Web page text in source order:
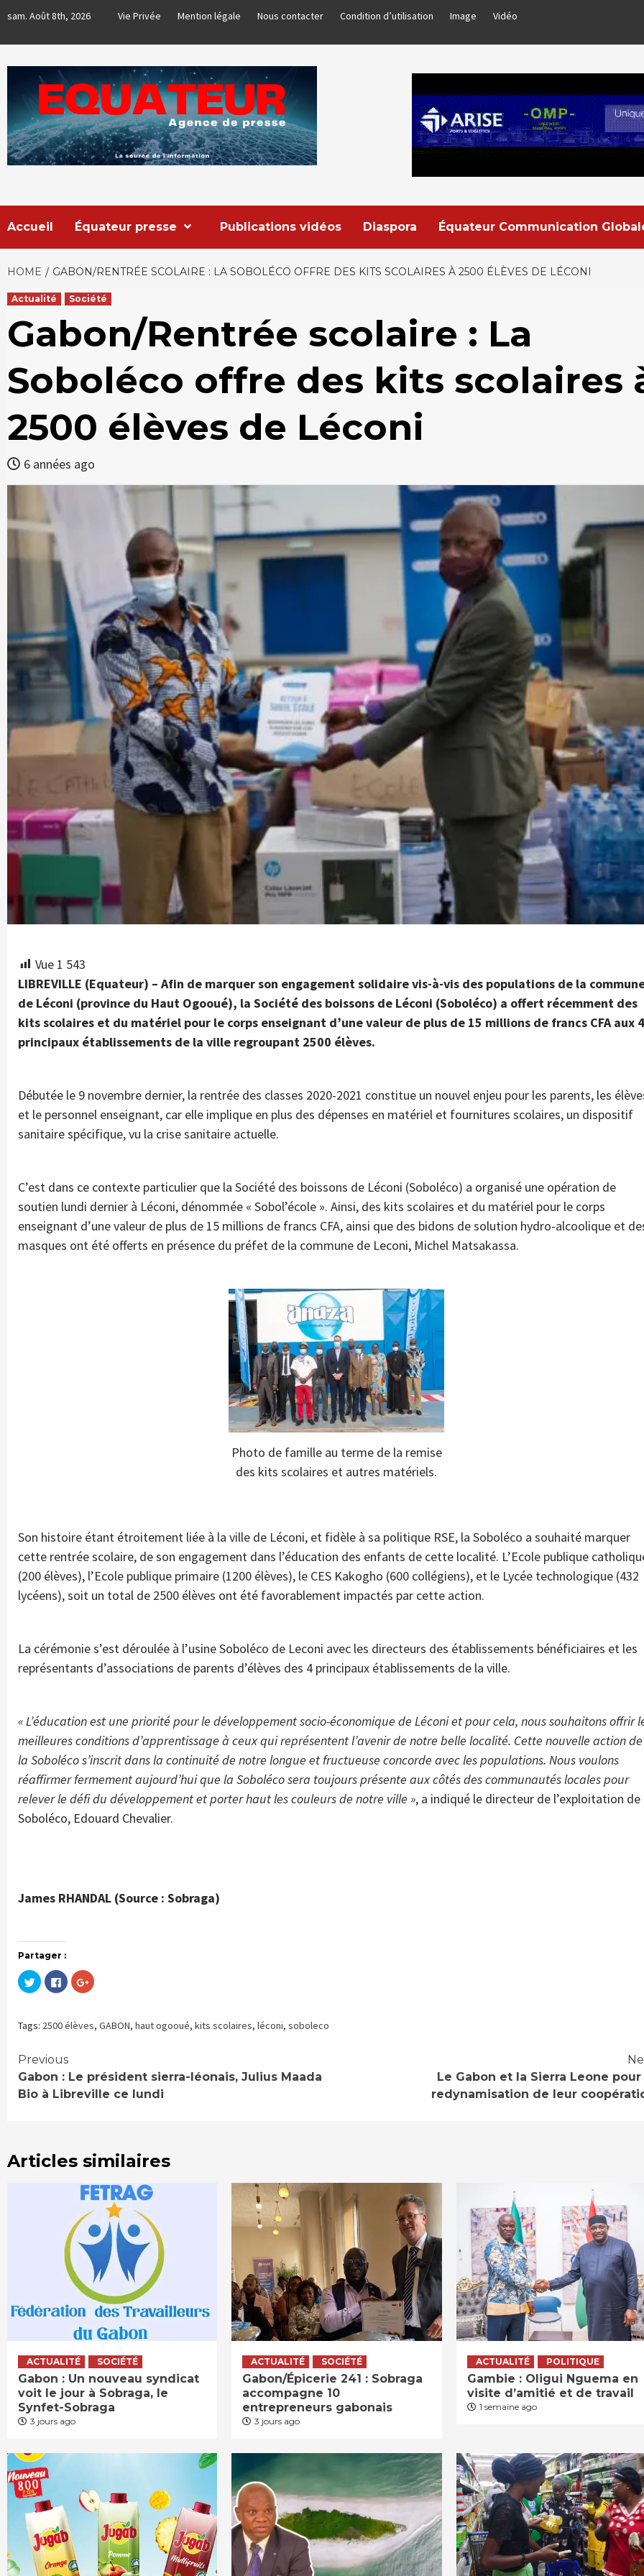
content
sam. Août 8th, 2026 Vie Privée Mention légale Nous contacter Condition d’utilisation Image Vidéo
EQUATEUR
Accueil Équateur presse Publications vidéos Diaspora Équateur Communication
HOME GABON/RENTRÉE SCOLAIRE : LA SOBOLÉCO OFFRE DES KITS SCOLAIRES À 2500 ÉLÈVES DE LÉCONI
Actualité Société
Gabon/Rentrée scolaire : La
Soboléco offre des kits scolaires
2500 élèves de Léconi
6 années ago
Vue 1 543
LIBREVILLE (Equateur) – Afin de marquer son engagement solidaire vis-à-vis des populations de la
de Léconi (province du Haut Ogooué), la Société des boissons de Léconi (Soboléco) a offert récemment des
kits scolaires et du matériel pour le corps enseignant d’une valeur de plus de 15 millions de francs CFA aux 4
principaux établissements de la ville regroupant 2500 élèves.
Débutée le 9 novembre dernier, la rentrée des classes 2020-2021 constitue un nouvel enjeu pour les parents, les
et le personnel enseignant, car elle implique en plus des dépenses en matériel et fournitures scolaires, un dispositif
sanitaire spécifique, vu la crise sanitaire actuelle.
C’est dans ce contexte particulier que la Société des boissons de Léconi (Soboléco) a organisé une opération de
soutien lundi dernier à Léconi, dénommée « Sobol’école ». Ainsi, des kits scolaires et du matériel pour le corps
enseignant d’une valeur de plus de 15 millions de francs CFA, ainsi que des bidons de solution hydro-alcoolique et
masques ont été offerts en présence du préfet de la commune de Leconi, Michel Matsakassa.
Photo de famille au terme de la remise
des kits scolaires et autres matériels.
Son histoire étant étroitement liée à la ville de Léconi, et fidèle à sa politique RSE, la Soboléco a souhaité marquer
cette rentrée scolaire, de son engagement dans l’éducation des enfants de cette localité. L’Ecole publique
(200 élèves), l’Ecole publique primaire (1200 élèves), le CES Kakogho (600 collégiens), et le Lycée technologique (432
lycéens), soit un total de 2500 élèves ont été favorablement impactés par cette action.
La cérémonie s’est déroulée à l’usine Soboléco de Leconi avec les directeurs des établissements bénéficiaires et les
représentants d’associations de parents d’élèves des 4 principaux établissements de la ville.
« L’éducation est une priorité pour le développement socio-économique de Léconi et pour cela, nous souhaitons offrir
meilleures conditions d’apprentissage à ceux qui représentent l’avenir de notre belle localité. Cette nouvelle action de
la Soboléco s’inscrit dans la continuité de notre longue et fructueuse concorde avec les populations. Nous voulons
réaffirmer fermement aujourd’hui que la Soboléco sera toujours présente aux côtés des communautés locales pour
relever le défi du développement et porter haut les couleurs de notre ville », a indiqué le directeur de l’exploitation de
Soboléco, Edouard Chevalier.
James RHANDAL (Source : Sobraga)
Partager :
Cliquez
pour
partager
dans
une
Cliquez
pour
partager
dans
une
Cliquez
pour
(ouvre
dans
Tags: 2500 élèves, GABON, haut ogooué, kits scolaires, léconi, soboleco
Continue
Reading
Previous
Gabon : Le président sierra-léonais, Julius Maada
Bio à Libreville ce lundi
Le Gabon et la Sierra Leone pour
redynamisation de leur
Articles similaires
ACTUALITÉ SOCIÉTÉ
Gabon : Un nouveau syndicat
voit le jour à Sobraga, le
Synfet-Sobraga
3 jours ago
ACTUALITÉ SOCIÉTÉ
Gabon/Épicerie 241 : Sobraga
accompagne 10
entrepreneurs gabonais
3 jours ago
ACTUALITÉ POLITIQUE
Gambie : Oligui Nguema en
visite d’amitié et de travail
1 semaine ago